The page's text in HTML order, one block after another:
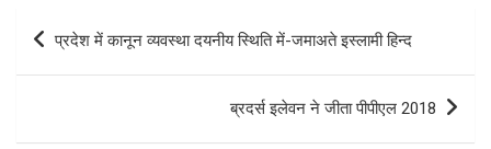
Post
navigation
प्रदेश में कानून व्यवस्था दयनीय स्थिति में-जमाअते इस्लामी हिन्द
ब्रदर्स इलेवन ने जीता पीपीएल 2018